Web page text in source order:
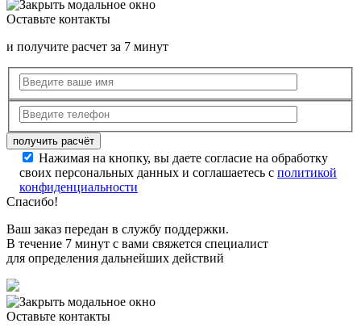
Оставьте контакты
и получите расчет за 7 минут
Нажимая на кнопку, вы даете согласие на обработку
своих персональных данных и соглашаетесь с политикой
конфиденциальности
Спасибо!
Ваш заказ передан в службу поддержки.
В течение 7 минут с вами свяжется специалист
для определения дальнейших действий
Оставьте контакты